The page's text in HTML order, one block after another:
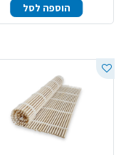
הוספה לסל